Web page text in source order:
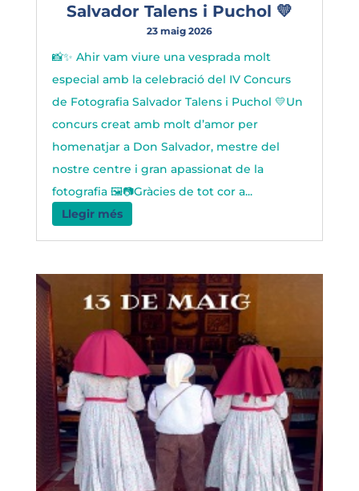
Salvador Talens i Puchol 💛
23 maig 2026
📸✨ Ahir vam viure una vesprada molt
especial amb la celebració del IV Concurs
de Fotografia Salvador Talens i Puchol 💛Un
concurs creat amb molt d’amor per
homenatjar a Don Salvador, mestre del
nostre centre i gran apassionat de la
fotografia 🖼️📷Gràcies de tot cor a...
Llegir més